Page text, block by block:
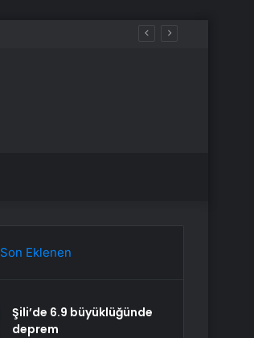
Son Eklenen
Şili’de 6.9 büyüklüğünde
deprem